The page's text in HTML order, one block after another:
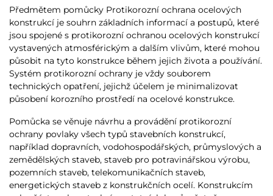
Předmětem pomůcky Protikorozní ochrana ocelových
konstrukcí je souhrn základních informací a postupů, které
jsou spojené s protikorozní ochranou ocelových konstrukcí
vystavených atmosférickým a dalším vlivům, které mohou
působit na tyto konstrukce během jejich života a používání.
Systém protikorozní ochrany je vždy souborem
technických opatření, jejichž účelem je minimalizovat
působení korozního prostředí na ocelové konstrukce.
Pomůcka se věnuje návrhu a provádění protikorozní
ochrany povlaky všech typů stavebních konstrukcí,
například dopravních, vodohospodářských, průmyslových a
zemědělských staveb, staveb pro potravinářskou výrobu,
pozemních staveb, telekomunikačních staveb,
energetických staveb z konstrukčních ocelí. Konstrukcím